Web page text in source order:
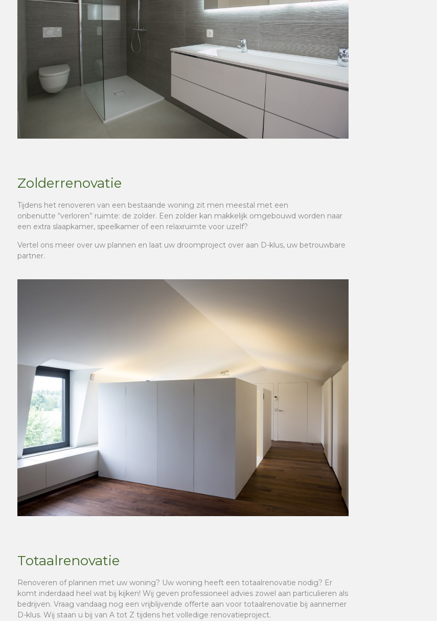
Zolderrenovatie
Tijdens het renoveren van een bestaande woning zit men meestal met een
onbenutte “verloren” ruimte: de zolder. Een zolder kan makkelijk omgebouwd worden naar
een extra slaapkamer, speelkamer of een relaxruimte voor uzelf?
Vertel ons meer over uw plannen en laat uw droomproject over aan D-klus, uw betrouwbare
partner.
Totaalrenovatie
Renoveren of plannen met uw woning? Uw woning heeft een totaalrenovatie nodig? Er
komt inderdaad heel wat bij kijken! Wij geven professioneel advies zowel aan particulieren als
bedrijven. Vraag vandaag nog een vrijblijvende offerte aan voor totaalrenovatie bij aannemer
D-klus. Wij staan u bij van A tot Z tijdens het volledige renovatieproject.